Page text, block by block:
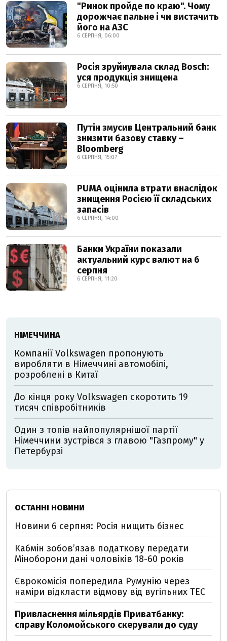
"Ринок пройде по краю". Чому
дорожчає пальне і чи вистачить
його на АЗС
6 СЕРПНЯ, 06:00
Росія зруйнувала склад Bosch:
уся продукція знищена
6 СЕРПНЯ, 10:50
Путін змусив Центральний банк
знизити базову ставку –
Bloomberg
6 СЕРПНЯ, 15:07
PUMA оцінила втрати внаслідок
знищення Росією її складських
запасів
6 СЕРПНЯ, 14:00
Банки України показали
актуальний курс валют на 6
серпня
6 СЕРПНЯ, 11:20
НІМЕЧЧИНА
Компанії Volkswagen пропонують
виробляти в Німеччині автомобілі,
розроблені в Китаї
До кінця року Volkswagen скоротить 19
тисяч співробітників
Один з топів найпопулярнішої партії
Німеччини зустрівся з главою "Газпрому" у
Петербурзі
ОСТАННІ НОВИНИ
Новини 6 серпня: Росія нищить бізнес
Кабмін зобовʼязав податкову передати
Міноборони дані чоловіків 18-60 років
Єврокомісія попередила Румунію через
наміри відкласти відмову від вугільних ТЕС
Привласнення мільярдів Приватбанку:
справу Коломойського скерували до суду